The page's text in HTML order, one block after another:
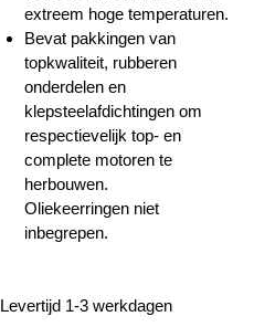
extreem hoge temperaturen.
Bevat pakkingen van
topkwaliteit, rubberen
onderdelen en
klepsteelafdichtingen om
respectievelijk top- en
complete motoren te
herbouwen.
Oliekeerringen niet
inbegrepen.
Levertijd 1-3 werkdagen